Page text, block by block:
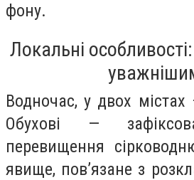
фону.
Локальні
Водночас, у двох містах
Обухові —
перевищення
явище, пов’язане з